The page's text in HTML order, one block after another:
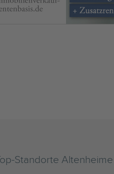
Standorte Altenheime